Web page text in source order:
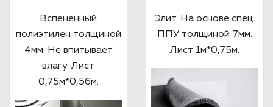
Вспененный
полиэтилен толщиной
4мм. Не впитывает
влагу. Лист
0,75м*0,56м.
Элит. На основе спец.
ППУ толщиной 7мм.
Лист 1м*0,75м.